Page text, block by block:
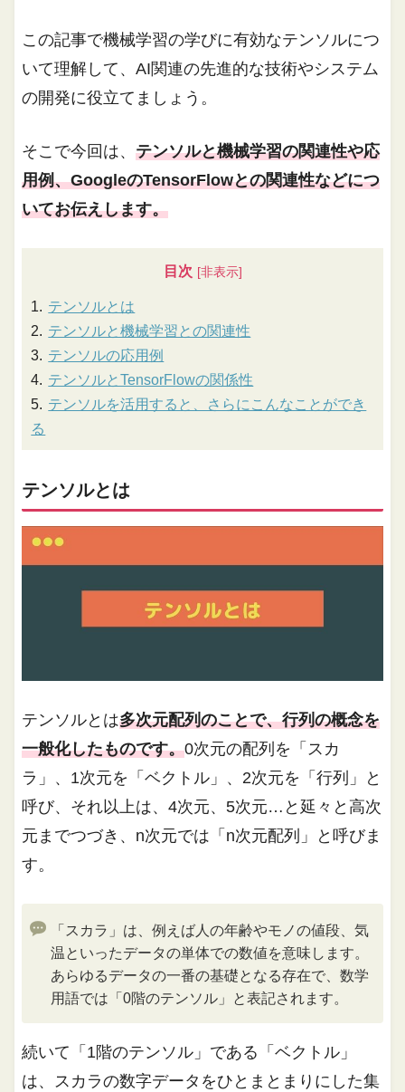
この記事で機械学習の学びに有効なテンソルにつ
いて理解して、AI関連の先進的な技術やシステム
の開発に役立てましょう。
そこで今回は、テンソルと機械学習の関連性や応
用例、GoogleのTensorFlowとの関連性などにつ
いてお伝えします。
目次
テンソルとは
テンソルと機械学習との関連性
テンソルの応用例
テンソルとTensorFlowの関係性
テンソルを活用すると、さらにこんなことができ
る
テンソルとは
テンソルとは多次元配列のことで、行列の概念を
一般化したものです。0次元の配列を「スカ
ラ」、1次元を「ベクトル」、2次元を「行列」と
呼び、それ以上は、4次元、5次元…と延々と高次
元までつづき、n次元では「n次元配列」と呼びま
す。
「スカラ」は、例えば人の年齢やモノの値段、気
温といったデータの単体での数値を意味します。
あらゆるデータの一番の基礎となる存在で、数学
用語では「0階のテンソル」と表記されます。
続いて「1階のテンソル」である「ベクトル」
は、スカラの数字データをひとまとまりにした集